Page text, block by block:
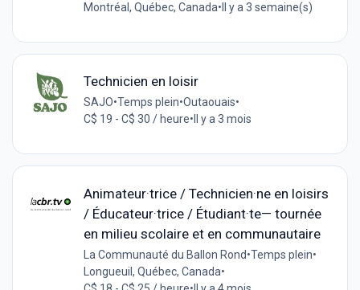
Montréal, Québec, Canada• Il y a 3 semaine(s)
Technicien en loisir
SAJO•Temps plein•Outaouais•
C$ 19 - C$ 30 / heure• Il y a 3 mois
Animateur·trice / Technicien·ne en loisirs
/ Éducateur·trice / Étudiant·te— tournée
en milieu scolaire et en communautaire
La Communauté du Ballon Rond•Temps plein•
Longueuil, Québec, Canada•